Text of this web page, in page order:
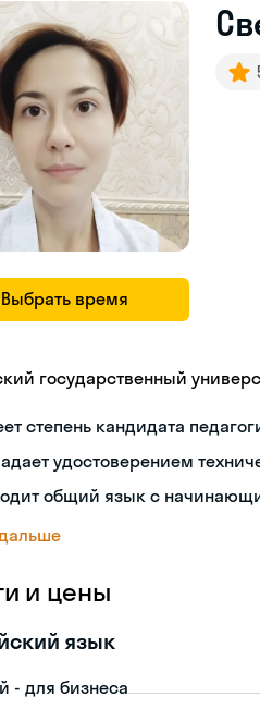
Выбрать время
государственный
степень кандидата
удостоверением
общий язык с
и цены
язык
- для бизнеса